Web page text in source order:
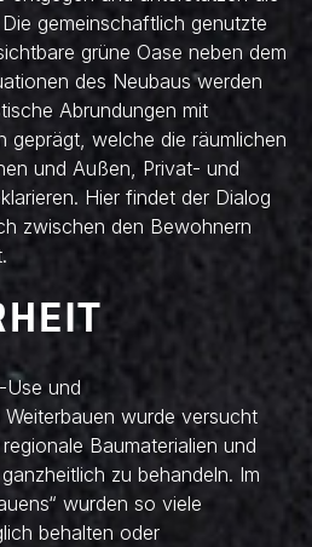
gemeinschaftlich genutzte
grüne Oase neben dem
des Neubaus werden
Abrundungen mit
geprägt, welche die räumlichen
und Außen, Privat- und
Hier findet der Dialog
zwischen den Bewohnern
Use und
wurde versucht
Baumaterialien und
zu behandeln. Im
wurden so viele
behalten oder